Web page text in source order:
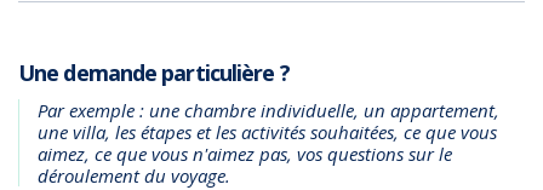
Une demande particulière ?
Par exemple : une chambre individuelle, un appartement,
une villa, les étapes et les activités souhaitées, ce que vous
aimez, ce que vous n'aimez pas, vos questions sur le
déroulement du voyage.